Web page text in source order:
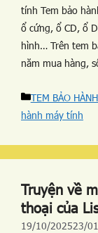
tính Tem bảo
ổ cứng, ổ CD, ổ
hình… Trên tem
năm mua hàng,
TEM BẢO
hành máy tính
Truyện về
thoại của
19/10/202523/